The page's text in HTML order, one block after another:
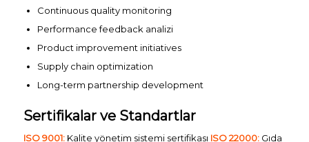
Continuous quality monitoring
Performance feedback analizi
Product improvement initiatives
Supply chain optimization
Long-term partnership development
Sertifikalar ve Standartlar
ISO 9001:Kalite yönetim sistemi sertifikası ISO 22000:Gıda